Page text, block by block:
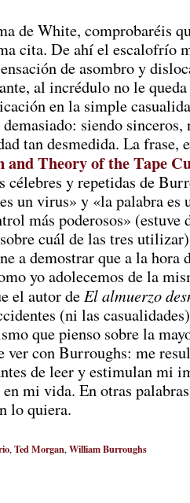
de White, comprobaréis
cita. De ahí el escalofrío
de asombro y
al incrédulo no le
en la simple
siendo
tan desmedida. La frase,
and Theory of the Tape
célebres y repetidas de
un virus» y «la palabra es
más poderosos» (estuve
cuál de las tres
a demostrar que a la hora
yo adolecemos de la
el autor de El almuerzo
(ni las
que pienso sobre la
ver con Burroughs: me
de leer y estimulan mi
mi vida. En otras
lo quiera.
, Ted Morgan, William Burroughs